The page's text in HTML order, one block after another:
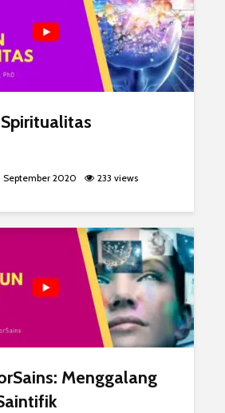
September 2020 233 views
Menggalang